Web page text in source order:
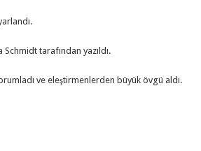
tarafından yazıldı.
ve eleştirmenlerden büyük övgü aldı.